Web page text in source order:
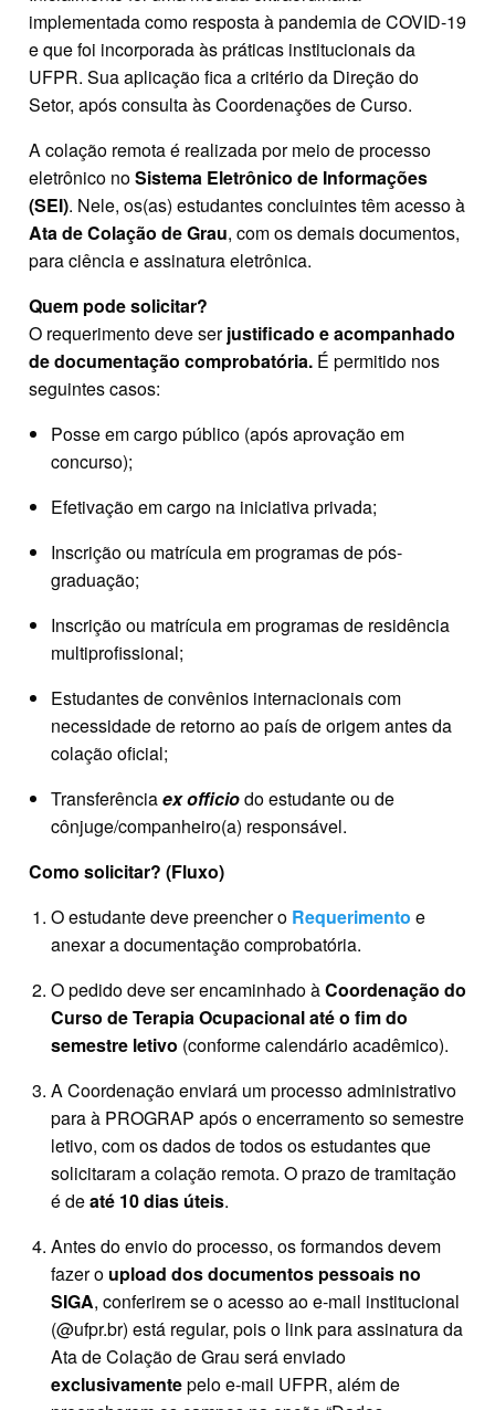
implementada como resposta à pandemia de COVID-19
e que foi incorporada às práticas institucionais da
UFPR. Sua aplicação fica a critério da Direção do
Setor, após consulta às Coordenações de Curso.
A colação remota é realizada por meio de processo
eletrônico noSistema Eletrônico de Informações
(SEI). Nele, os(as) estudantes concluintes têm acesso à
Ata de Colação de Grau, com os demais documentos,
para ciência e assinatura eletrônica.
Quem pode solicitar?
O requerimento deve serjustificado e acompanhado
de documentação comprobatória. É permitido nos
seguintes casos:
Posse em cargo público (após aprovação em
concurso);
Efetivação em cargo na iniciativa privada;
Inscrição ou matrícula em programas de pós-
graduação;
Inscrição ou matrícula em programas de residência
multiprofissional;
Estudantes de convênios internacionais com
necessidade de retorno ao país de origem antes da
colação oficial;
Transferênciaex officiodo estudante ou de
cônjuge/companheiro(a) responsável.
Como solicitar? (Fluxo)
O estudante deve preencher o Requerimento e
anexar a documentação comprobatória.
O pedido deve ser encaminhado àCoordenação do
Curso de Terapia Ocupacional até o fim do
semestre letivo (conforme calendário acadêmico).
A Coordenação enviará um processo administrativo
para à PROGRAP após o encerramento so semestre
letivo, com os dados de todos os estudantes que
solicitaram a colação remota. O prazo de tramitação
é deaté 10 dias úteis.
Antes do envio do processo, os formandos devem
fazer o upload dos documentos pessoais no
SIGA, conferirem se o acesso ao e-mail institucional
(@ufpr.br) está regular, pois o link para assinatura da
Ata de Colação de Grau será enviado
exclusivamentepelo e-mail UFPR, além de